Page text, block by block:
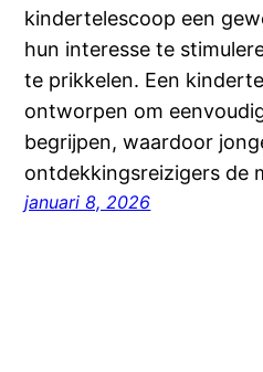
kindertelescoop een
hun interesse te
te prikkelen. Een
ontworpen om
begrijpen, waardoor
ontdekkingsreizigers de
januari 8, 2026